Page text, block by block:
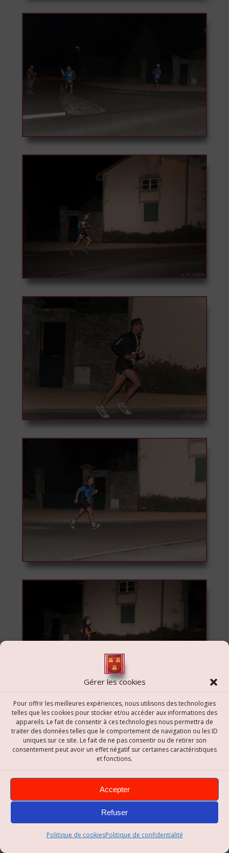
Gérer les cookies
Pour offrir les meilleures expériences, nous utilisons des technologies
telles que les cookies pour stocker et/ou accéder aux informations des
appareils. Le fait de consentir à ces technologies nous permettra de
traiter des données telles que le comportement de navigation ou les ID
uniques sur ce site. Le fait de ne pas consentir ou de retirer son
consentement peut avoir un effet négatif sur certaines caractéristiques
et fonctions.
Accepter
Refuser
Politique de cookiesPolitique de confidentialité